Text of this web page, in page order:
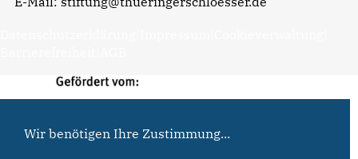
Wir benötigen Ihre Zustimmung...